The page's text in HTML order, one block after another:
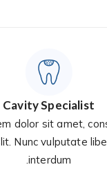
Cavity Specialist
dolor sit amet,
Nunc vulputate
interdum.